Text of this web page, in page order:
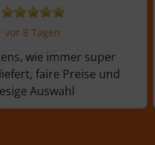
vor 8 Tagen
wie immer super
faire Preise und
Auswahl